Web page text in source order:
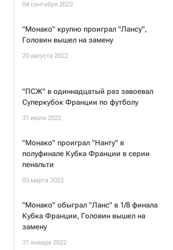
04 сентября 2022
"Монако" крупно проиграл "Лансу",
Головин вышел на замену
20 августа 2022
"ПСЖ" в одиннадцатый раз завоевал
Суперкубок Франции по футболу
31 июля 2022
"Монако" проиграл "Нанту" в
полуфинале Кубка Франции в серии
пенальти
03 марта 2022
"Монако" обыграл "Ланс" в 1/8 финала
Кубка Франции, Головин вышел на
замену
31 января 2022